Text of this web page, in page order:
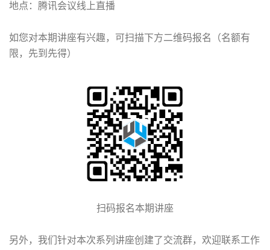
地点：腾讯会议线上直播
如您对本期讲座有兴趣，可扫描下方二维码报名（名额有
限，先到先得）
扫码报名本期讲座
另外，我们针对本次系列讲座创建了交流群，欢迎联系工作